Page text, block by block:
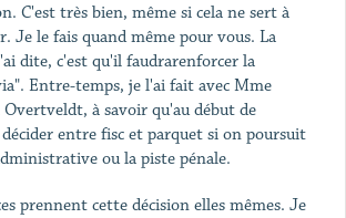
C'est très bien, même si cela ne sert à
Je le fais quand même pour vous. La
dite, c'est qu'il faudrarenforcer la
Entre-temps, je l'ai fait avec Mme
à savoir qu'au début de
entre fisc et parquet si on poursuit
ou la piste pénale.
prennent cette décision elles mêmes. Je